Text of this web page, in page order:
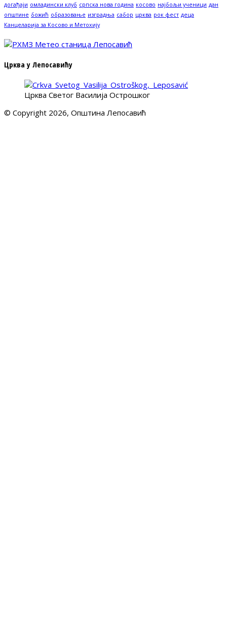
догађаји омладински клуб српска нова година косово најбољи ученици дан
општине божић образовање изградња сабор црква рок фест деца
Канцеларија за Косово и Метохију
Црква у Лепосавићу
Црква Светог Василија Острошког
© Copyright 2026, Општина Лепосавић